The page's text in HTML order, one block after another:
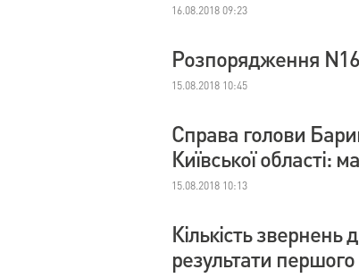
16.08.2018 09:23
Розпорядження
15.08.2018 10:45
Справа голови
Київської області:
15.08.2018 10:13
Кількість
результати